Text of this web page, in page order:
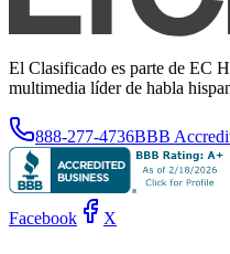
El Clasificado es parte de EC
multimedia líder de habla
888-277-4736BBB
Facebook X